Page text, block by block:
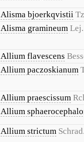
Alisma bjoerkqvistii
Alisma gramineum Lej.
Allium flavescens
Allium paczoskianum
Allium praescissum
Allium
Allium strictum